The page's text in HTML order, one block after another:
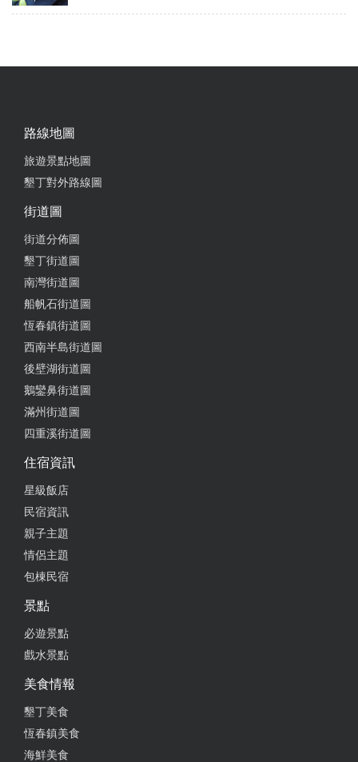
和大自然為伍。在山上吃飯，還有現場演唱，遠離塵
如果你在屏東想要體驗原住民風味餐，那麼南方部落
原住民主題餐廳絕對是你很好的選擇之一。這家餐廳
位於屏東縣牡丹鄉，環境清幽，遠離城市的喧囂。 一
環繞著綠樹和山景，讓人感覺非常放鬆。用餐區域寬
敞明亮，設有木質桌椅和傳統的原住民裝飾，營造出
濃厚的文化氛圍。 這裡的菜單非常豐富，提供各種地
每一道菜都能讓你品嚐到原汁原味的風味。烤雞外皮
酥脆，內裡鮮嫩多汁，而小米粽則是用小米和豬肉製
成，口感Q彈，香氣十足。 餐廳的服務也非常周到，
服務員熱情友好，會耐心地為你介紹每一道菜的特
色。用餐時，你還可以聽到蟲鳴鳥叫，享受大自然的
服務，是你在屏東不可錯過的美食體驗。 下次來屏
東，一定要來這裡享受一頓難忘的原住民風味餐！ If
Pingtung, then the Southern Tribe Aboriginal-themed
restaurant is definitely one of your good choices. This
restaurant is located in Mudan Township, Pingtung
County, in a quiet environment, far away from the
路線地圖
旅遊景點地圖
墾丁對外路線圖
街道圖
街道分佈圖
墾丁街道圖
南灣街道圖
船帆石街道圖
恆春鎮街道圖
西南半島街道圖
後壁湖街道圖
鵝鑾鼻街道圖
滿州街道圖
四重溪街道圖
住宿資訊
星級飯店
民宿資訊
親子主題
情侶主題
包棟民宿
景點
必遊景點
戲水景點
美食情報
墾丁美食
恆春鎮美食
海鮮美食